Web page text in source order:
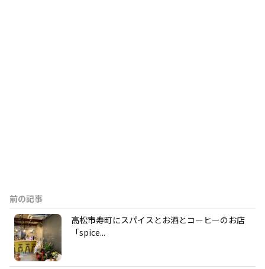
前の記事
高松市寿町にスパイスとお酒とコーヒーのお店
「spice...